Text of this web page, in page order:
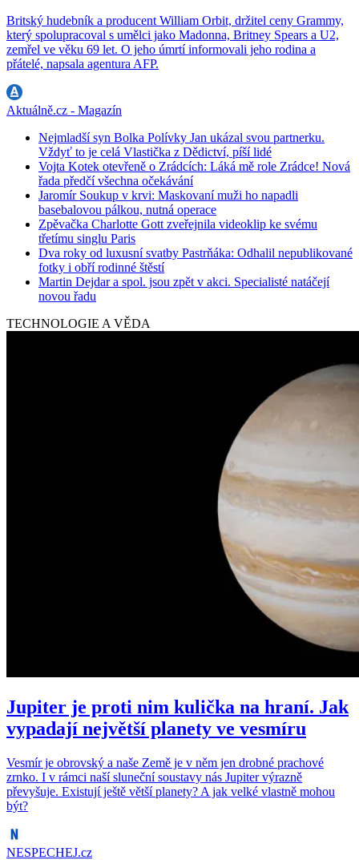
Britský hudebník a producent William Orbit, držitel ceny Grammy,
který spolupracoval s umělci jako Madonna, Britney Spears a U2,
zemřel ve věku 69 let. O jeho úmrtí informovali jeho rodina a
přátelé, napsala agentura AFP.
Aktuálně.cz - Magazín
Nejmladší syn Bolka Polívky Jan ukázal svou partnerku.
Vždyť to je celá Vlastička z Dědictví, píší lidé
Vojta Kotek otevřeně o Zrádcích: Láká mě role Zrádce! Nová
řada předčí všechna očekávání
Jaromír Soukup v krvi: Maskovaní muži ho napadli
basebalovou pálkou, nutná operace
Zpěvačka Charlotte Gott zveřejnila videoklip ke svému
třetímu singlu Paris
Dva roky od luxusní svatby Pastrňáka: Odhalil nepublikované
fotky i obří rodinné štěstí
Martin Dejdar a spol. jsou zpět v akci. Specialisté natáčejí
novou řadu
TECHNOLOGIE A VĚDA
Jupiter je proti nim kulička na hraní. Jak
vypadají největší planety ve vesmíru
Vesmír je obrovský a naše Země je v něm jen drobné prachové
zrnko. I v rámci naší sluneční soustavy nás Jupiter výrazně
převyšuje. Existují ještě větší planety? A jak velké vlastně mohou
být?
NESPECHEJ.cz